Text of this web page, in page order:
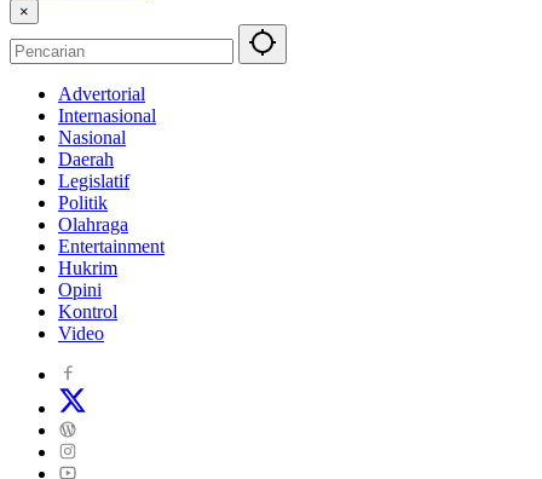
×
Advertorial
Internasional
Nasional
Daerah
Legislatif
Politik
Olahraga
Entertainment
Hukrim
Opini
Kontrol
Video